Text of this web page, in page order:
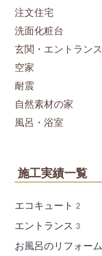
注文住宅
洗面化粧台
玄関・エントランス
空家
耐震
自然素材の家
風呂・浴室
施工実績一覧
エコキュート 2
エントランス 3
お風呂のリフォーム